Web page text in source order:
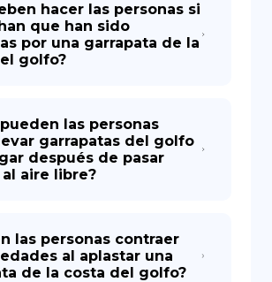
hacer las personas si
que han sido
por una garrapata de la
golfo?
las personas
garrapatas del golfo
después de pasar
aire libre?
las personas contraer
al aplastar una
de la costa del golfo?